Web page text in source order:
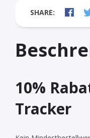
SHARE:
10%
Tracker